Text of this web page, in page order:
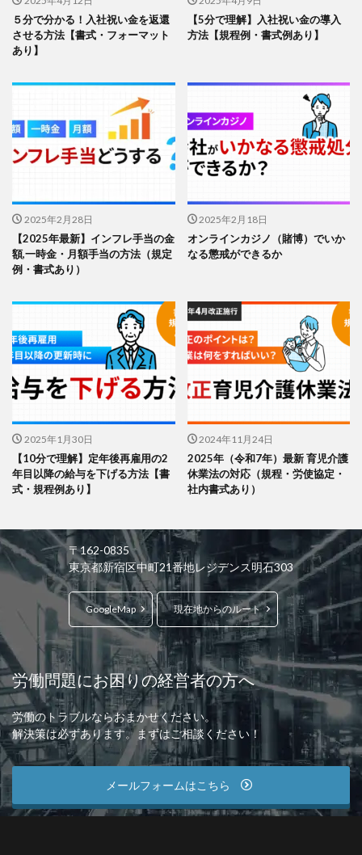
５分で分かる！入社祝い金を返還
させる方法【書式・フォーマット
あり】
【5分で理解】入社祝い金の導入
方法【規程例・書式例あり】
2025年2月28日
【2025年最新】インフレ手当の金
額,一時金・月額手当の方法（規定
例・書式あり）
2025年2月18日
オンラインカジノ（賭博）でいか
なる懲戒ができるか
2025年1月30日
【10分で理解】定年後再雇用の2
年目以降の給与を下げる方法【書
式・規程例あり】
2024年11月24日
2025年（令和7年）最新 育児介護
休業法の対応（規程・労使協定・
社内書式あり）
〒162-0835
東京都新宿区中町21番地レジデンス明石303
GoogleMap 現在地からのルート
労働問題にお困りの経営者の方へ
労働のトラブルならおまかせください。
解決策は必ずあります。まずはご相談ください！
メールフォームはこちら